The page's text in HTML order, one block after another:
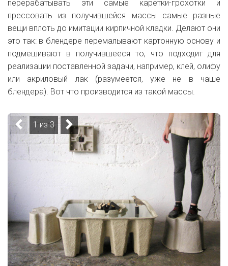
перерабатывать эти самые каретки-грохотки и
прессовать из получившейся массы самые разные
вещи вплоть до имитации кирпичной кладки. Делают они
это так: в блендере перемалывают картонную основу и
подмешивают в получившееся то, что подходит для
реализации поставленной задачи, например, клей, олифу
или акриловый лак (разумеется, уже не в чаше
блендера). Вот что производится из такой массы.
1 из 3